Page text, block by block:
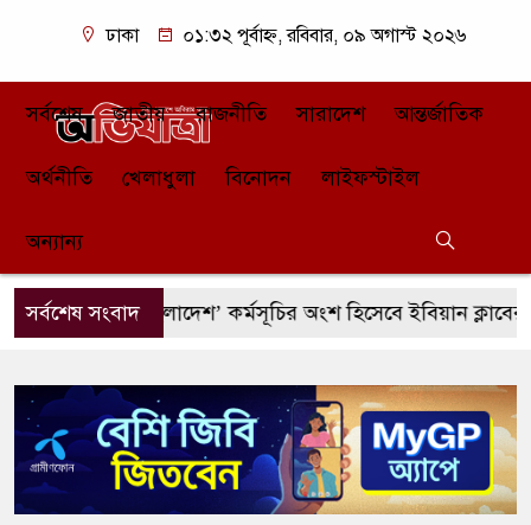
ঢাকা ০১:৩২ পূর্বাহ্ন, রবিবার, ০৯ অগাস্ট ২০২৬
সর্বশেষ জাতীয় রাজনীতি সারাদেশ আন্তর্জাতিক
অর্থনীতি খেলাধুলা বিনোদন লাইফস্টাইল
অন্যান্য
সর্বশেষ সংবাদ
বাংলাদেশ’ কর্মসূচির অংশ হিসেবে ইবিয়ান ক্লাবের